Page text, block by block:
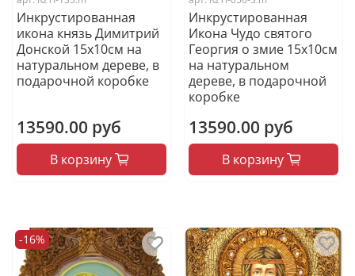
Инкрустированная
икона князь Димитрий
Донской 15х10см на
натуральном дереве, в
подарочной коробке
13590.00 руб
В корзину
Инкрустированная
Икона Чудо святого
Георгия о змие 15х10см
на натуральном
дереве, в подарочной
коробке
13590.00 руб
В корзину
-16%